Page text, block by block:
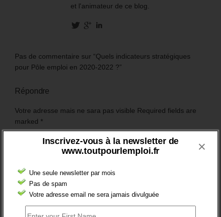
Inscrivez-vous à la newsletter de
www.toutpourlemploi.fr
Une seule newsletter par mois
Pas de spam
Votre adresse email ne sera jamais divulguée
×
et l'animateur de ce blog.
Pas de commentaire sur “Quels indicateurs stratégiques
pour Pôle emploi en 2020-2022 ?”
Répondre
Votre adresse mais ne sara pas visible Required fields are
marked *
Commentaire